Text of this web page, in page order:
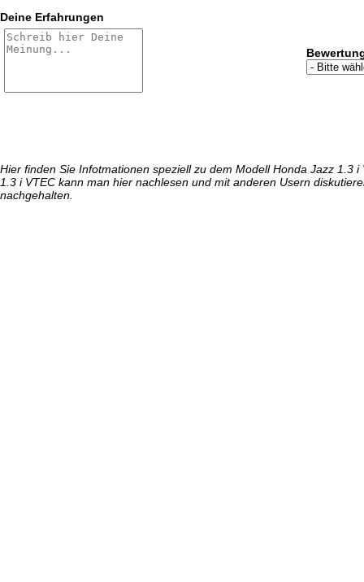
Deine Erfahrungen
Hier finden Sie Infotmationen speziell zu dem Modell Honda Jazz
1.3 i VTEC kann man hier nachlesen und mit anderen Usern
nachgehalten.